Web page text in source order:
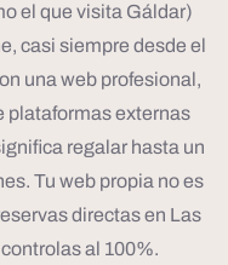
el que visita Gáldar)
casi siempre desde el
una web profesional,
plataformas externas
regalar hasta un
Tu web propia no es
directas en Las
al 100%.